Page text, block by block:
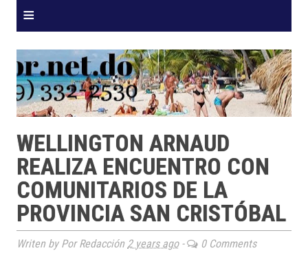
≡
WELLINGTON ARNAUD
REALIZA ENCUENTRO CON
COMUNITARIOS DE LA
PROVINCIA SAN CRISTÓBAL
Writen by Por Redacción 2 years ago- 0 Comments